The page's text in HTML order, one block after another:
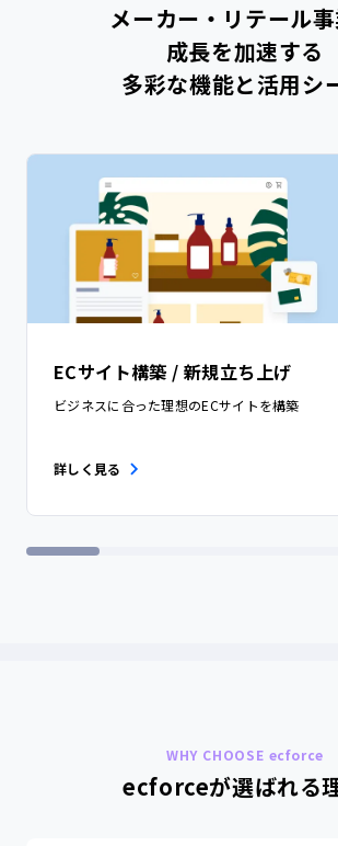
メーカー・リテール
成長を加速する
多彩な機能と活用シ
ECサイト構築 / 新規立ち上げ
ビジネスに合った理想のECサイトを構築
詳しく見る
WHY CHOOSE ecforce
ecforceが選ばれる